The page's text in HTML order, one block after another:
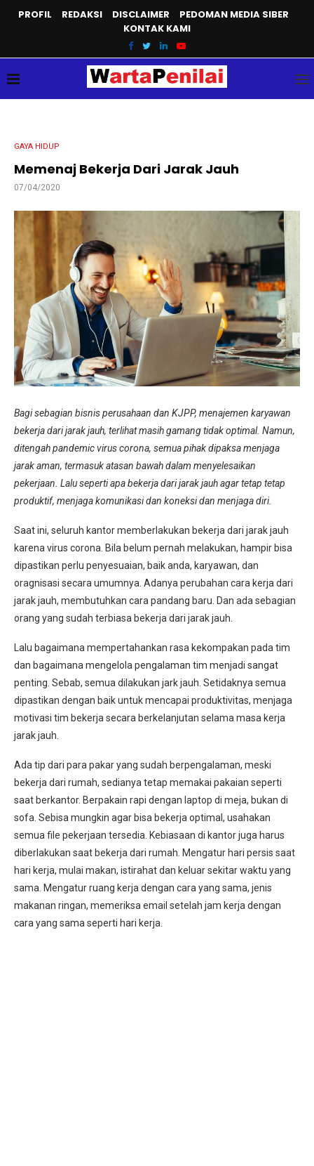
PROFIL REDAKSI DISCLAIMER
PEDOMAN MEDIA SIBER
KONTAK KAMI
GAYA HIDUP
Memenaj Bekerja Dari Jarak Jauh
07/04/2020
Bagi sebagian bisnis perusahaan dan KJPP, menajemen karyawan
bekerja dari jarak jauh, terlihat masih gamang tidak optimal. Namun,
ditengah pandemic virus corona, semua pihak dipaksa menjaga
jarak aman, termasuk atasan bawah dalam menyelesaikan
pekerjaan. Lalu seperti apa bekerja dari jarak jauh agar tetap tetap
produktif, menjaga komunikasi dan koneksi dan menjaga diri.
Saat ini, seluruh kantor memberlakukan bekerja dari jarak jauh
karena virus corona. Bila belum pernah melakukan, hampir bisa
dipastikan perlu penyesuaian, baik anda, karyawan, dan
oragnisasi secara umumnya. Adanya perubahan cara kerja dari
jarak jauh, membutuhkan cara pandang baru. Dan ada sebagian
orang yang sudah terbiasa bekerja dari jarak jauh.
Lalu bagaimana mempertahankan rasa kekompakan pada tim
dan bagaimana mengelola pengalaman tim menjadi sangat
penting. Sebab, semua dilakukan jark jauh. Setidaknya semua
dipastikan dengan baik untuk mencapai produktivitas, menjaga
motivasi tim bekerja secara berkelanjutan selama masa kerja
jarak jauh.
Ada tip dari para pakar yang sudah berpengalaman, meski
bekerja dari rumah, sedianya tetap memakai pakaian seperti
saat berkantor. Berpakain rapi dengan laptop di meja, bukan di
sofa. Sebisa mungkin agar bisa bekerja optimal, usahakan
semua file pekerjaan tersedia. Kebiasaan di kantor juga harus
diberlakukan saat bekerja dari rumah. Mengatur hari persis saat
hari kerja, mulai makan, istirahat dan keluar sekitar waktu yang
sama. Mengatur ruang kerja dengan cara yang sama, jenis
makanan ringan, memeriksa email setelah jam kerja dengan
cara yang sama seperti hari kerja.